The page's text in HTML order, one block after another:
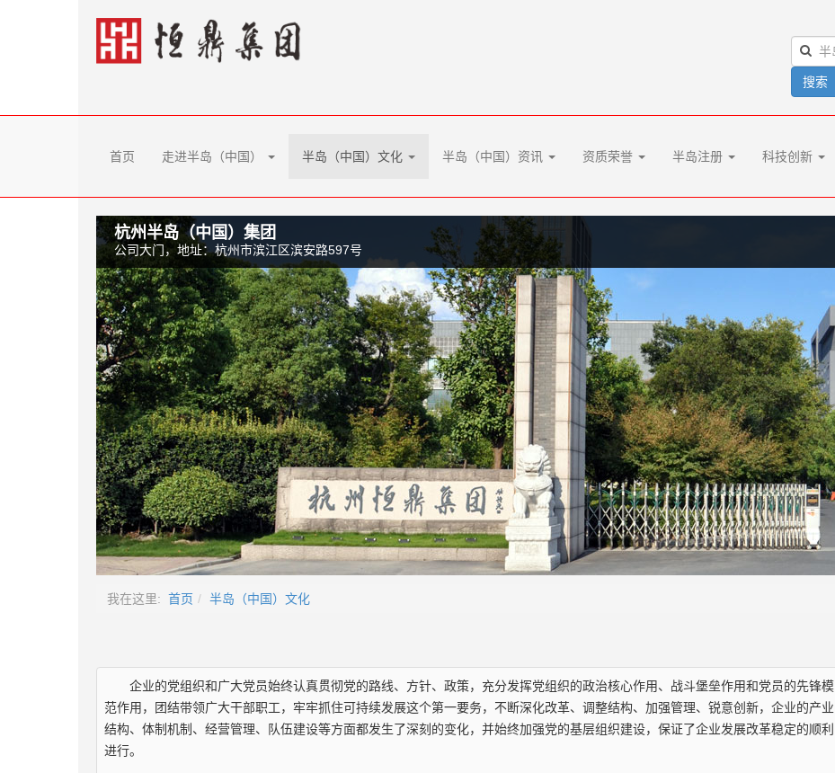
搜索
首页 走进半岛（中国） 半岛（中国）文化 半岛（中国）资讯 资质荣誉 半岛注册 科技创新
杭州半岛（中国）集团
公司大门，地址：杭州市滨江区滨安路597号
我在这里: 首页 半岛（中国）文化
企业的党组织和广大党员始终认真贯彻党的路线、方针、政策，充分发挥党组织的政治核心作用、战斗堡垒作用和党员的先锋模
范作用，团结带领广大干部职工，牢牢抓住可持续发展这个第一要务，不断深化改革、调整结构、加强管理、锐意创新，企业的产业
结构、体制机制、经营管理、队伍建设等方面都发生了深刻的变化，并始终加强党的基层组织建设，保证了企业发展改革稳定的顺利
进行。